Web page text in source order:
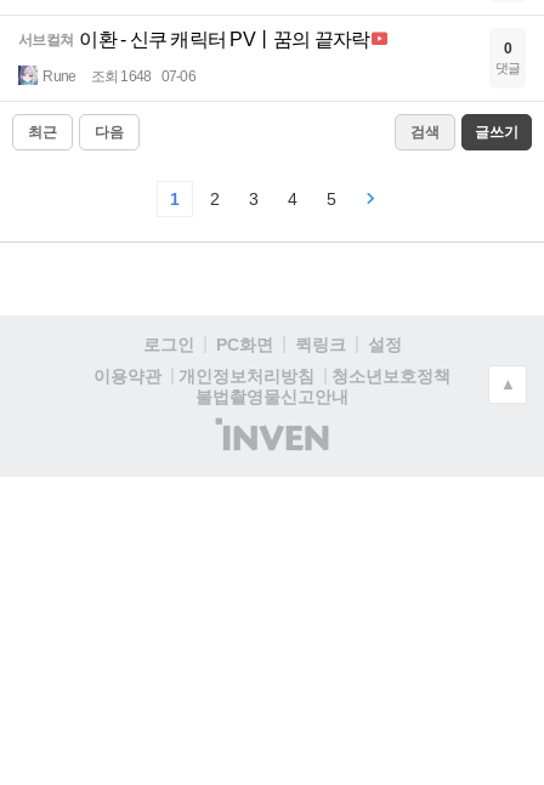
서브컬쳐 이환 - 신쿠 캐릭터 PV丨꿈의 끝자락
Rune 조회 1648 07-06
0
댓글
최근 다음 검색 글쓰기
1 2 3 4 5
로그인 PC화면 퀵링크
설정
이용약관
개인정보처리방침
청소년보호정책
불법촬영물신고안내
(주)
인
▲